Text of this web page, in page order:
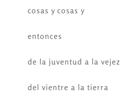
cosas y cosas y
entonces
de la juventud a la vejez
del vientre a la tierra